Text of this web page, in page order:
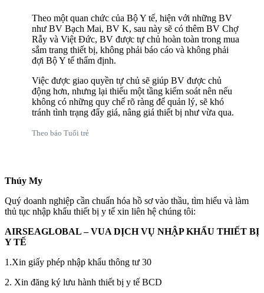
Theo một quan chức của Bộ Y tế, hiện với những BV
như BV Bạch Mai, BV K, sau này sẽ có thêm BV Chợ
Rẫy và Việt Đức, BV được tự chủ hoàn toàn trong mua
sắm trang thiết bị, không phải báo cáo và không phải
đợi Bộ Y tế thẩm định.
Việc được giao quyền tự chủ sẽ giúp BV được chủ
động hơn, nhưng lại thiếu một tầng kiểm soát nên nếu
không có những quy chế rõ ràng để quản lý, sẽ khó
tránh tình trạng đẩy giá, nâng giá thiết bị như vừa qua.
Theo báo Tuổi trẻ
Thúy My
Quý doanh nghiệp cần chuẩn hóa hồ sơ vào thầu, tìm hiểu và làm
thủ tục nhập khẩu thiết bị y tế xin liên hệ chúng tôi:
AIRSEAGLOBAL – VUA DỊCH VỤ NHẬP KHẨU THIẾT BỊ
Y TẾ
1.Xin giấy phép nhập khẩu thông tư 30
2. Xin đăng ký lưu hành thiết bị y tế BCD